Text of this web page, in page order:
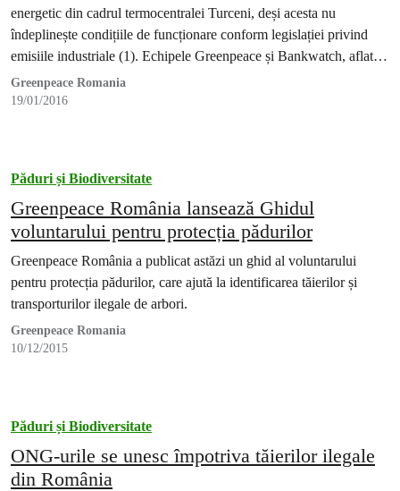
energetic din cadrul termocentralei Turceni, deși acesta nu
îndeplinește condițiile de funcționare conform legislației privind
emisiile industriale (1). Echipele Greenpeace și Bankwatch, aflate
în zona termocentralei, au sesizat astăzi Garda de Mediu Gorj
pentru a efectua un control în urma căruia să constate funcționarea
Greenpeace Romania
19/01/2016
Păduri și Biodiversitate
Greenpeace România lansează Ghidul
voluntarului pentru protecția pădurilor
Greenpeace România a publicat astăzi un ghid al voluntarului
pentru protecția pădurilor, care ajută la identificarea tăierilor și
transporturilor ilegale de arbori.
Greenpeace Romania
10/12/2015
Păduri și Biodiversitate
ONG-urile se unesc împotriva tăierilor ilegale
din România